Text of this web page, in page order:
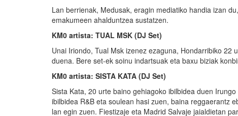
Lan berrienak, Medusak, eragin mediatiko handia izan
emakumeen ahalduntzea sustatzen.
KM0 artista: TUAL MSK (DJ Set)
Unai Iriondo, Tual Msk izenez ezaguna, Hondarribiko
duena. Bere set-ek soinu indartsuak eta baxu biziak
KM0 artista: SISTA KATA (DJ Set)
Sista Kata, 20 urte baino gehiagoko ibilbidea duen
ibilbidea R&B eta soulean hasi zuen, baina reggaerantz
lan egin zuen. Fiestizaje eta Madrid Salvaje jaialdietan